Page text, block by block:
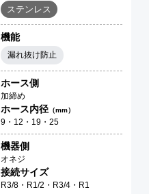
ステンレス
機能
漏れ抜け防止
ホース側
加締め
ホース内径 （mm）
9・12・19・25
機器側
オネジ
接続サイズ
R3/8・R1/2・R3/4・R1